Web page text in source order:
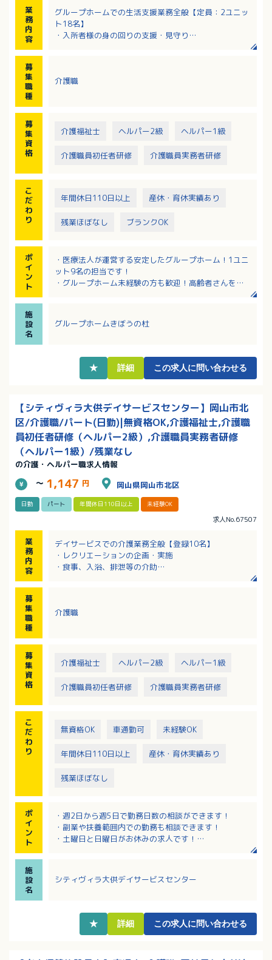
業
務
内
容
グループホームでの生活支援業務全般【定員：2ユニッ
ト18名】
・入所者様の身の回りの支援・見守り
募
集
職
種
介護職
募
集
資
格
介護福祉士 ヘルパー2級 ヘルパー1級
介護職員初任者研修 介護職員実務者研修
こ
だ
わ
り
年間休日110日以上 産休・育休実績あり
残業ほぼなし ブランクOK
ポ
イ
ン
ト
・医療法人が運営する安定したグループホーム！1ユニ
ット9名の担当です！
・グループホーム未経験の方も歓迎！高齢者さんを対
・施設内はスキルのある職員さんが揃っています！指
施
設
名
グループホームきぼうの杜
★ 詳細 この求人に問い合わせる
【シティヴィラ大供デイサービスセンター】岡山市北
区/介護職/パート(日勤)|無資格OK,介護福祉士,介護職
員初任者研修（ヘルパー2級）,介護職員実務者研修
（ヘルパー1級）/残業なし
の介護・ヘルパー職求人情報
～ 1,147 円 岡山県岡山市北区
日勤 パート 年間休日110日以上 未経験OK
求人No.67507
業
務
内
容
デイサービスでの介護業務全般【登録10名】
・レクリエーションの企画・実施
・食事、入浴、排泄等の介助
募
集
職
種
介護職
募
集
資
格
介護福祉士 ヘルパー2級 ヘルパー1級
介護職員初任者研修 介護職員実務者研修
こ
だ
わ
り
無資格OK 車通勤可 未経験OK
年間休日110日以上 産休・育休実績あり
残業ほぼなし
ポ
イ
ン
ト
・週2日から週5日で勤務日数の相談ができます！
・副業や扶養範囲内での勤務も相談できます！
・土曜日と日曜日がお休みの求人です！
ー通勤可能で駐車場もあります！
施
設
名
シティヴィラ大供デイサービスセンター
★ 詳細 この求人に問い合わせる